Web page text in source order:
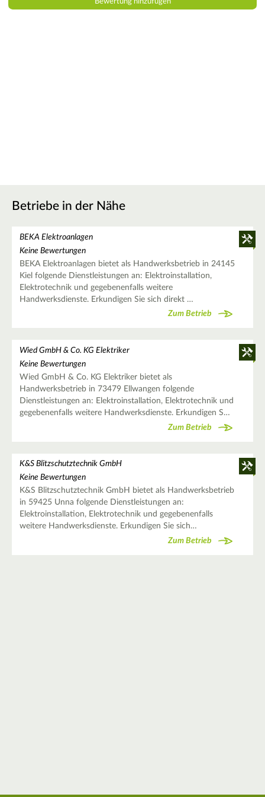
Betriebe in der Nähe
BEKA Elektroanlagen
Keine Bewertungen
BEKA Elektroanlagen bietet als Handwerksbetrieb in 24145
Kiel folgende Dienstleistungen an: Elektroinstallation,
Elektrotechnik und gegebenenfalls weitere
Handwerksdienste. Erkundigen Sie sich direkt …
Zum Betrieb
Wied GmbH & Co. KG Elektriker
Keine Bewertungen
Wied GmbH & Co. KG Elektriker bietet als
Handwerksbetrieb in 73479 Ellwangen folgende
Dienstleistungen an: Elektroinstallation, Elektrotechnik und
gegebenenfalls weitere Handwerksdienste. Erkundigen S…
Zum Betrieb
K&S Blitzschutztechnik GmbH
Keine Bewertungen
K&S Blitzschutztechnik GmbH bietet als Handwerksbetrieb
in 59425 Unna folgende Dienstleistungen an:
Elektroinstallation, Elektrotechnik und gegebenenfalls
weitere Handwerksdienste. Erkundigen Sie sich…
Zum Betrieb